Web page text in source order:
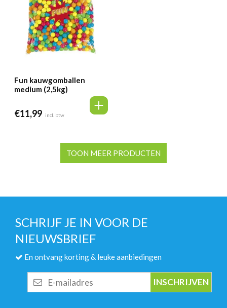
Fun kauwgomballen
medium (2,5kg)
€11,99 incl. btw
TOON MEER PRODUCTEN
SCHRIJF JE IN VOOR DE
NIEUWSBRIEF
En ontvang korting & leuke aanbiedingen
mailadres